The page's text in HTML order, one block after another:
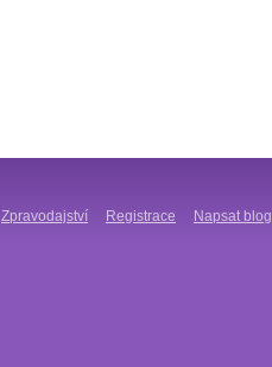
Zpravodajství Registrace Napsat blog